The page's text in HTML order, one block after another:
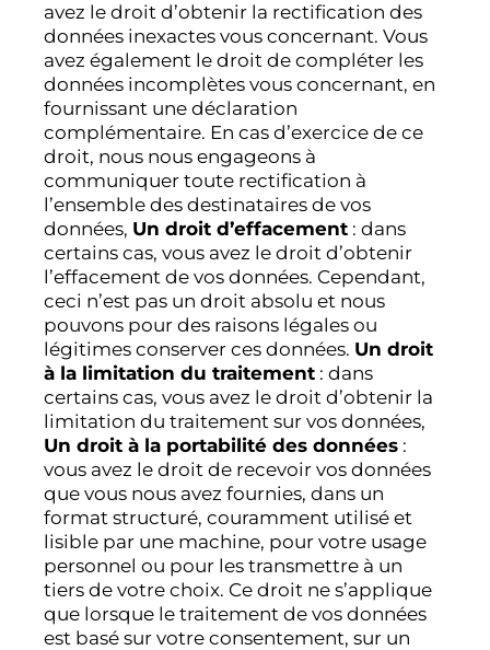
avez le droit d’obtenir la rectification des
données inexactes vous concernant. Vous
avez également le droit de compléter les
données incomplètes vous concernant, en
fournissant une déclaration
complémentaire. En cas d’exercice de ce
droit, nous nous engageons à
communiquer toute rectification à
l’ensemble des destinataires de vos
données, Un droit d’effacement : dans
certains cas, vous avez le droit d’obtenir
l’effacement de vos données. Cependant,
ceci n’est pas un droit absolu et nous
pouvons pour des raisons légales ou
légitimes conserver ces données. Un droit
à la limitation du traitement : dans
certains cas, vous avez le droit d’obtenir la
limitation du traitement sur vos données,
Un droit à la portabilité des données :
vous avez le droit de recevoir vos données
que vous nous avez fournies, dans un
format structuré, couramment utilisé et
lisible par une machine, pour votre usage
personnel ou pour les transmettre à un
tiers de votre choix. Ce droit ne s’applique
que lorsque le traitement de vos données
est basé sur votre consentement, sur un